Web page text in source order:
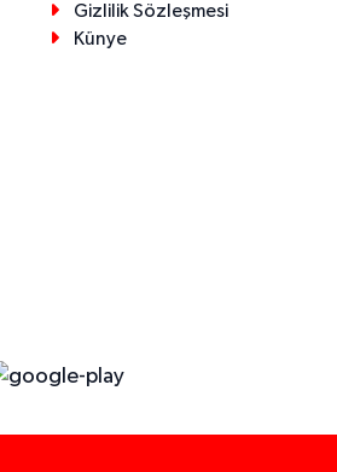
Gizlilik Sözleşmesi
Künye